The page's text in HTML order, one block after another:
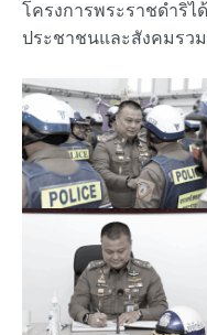
โครงการพระราชดำริ
ประชาชนและสังคมรวม